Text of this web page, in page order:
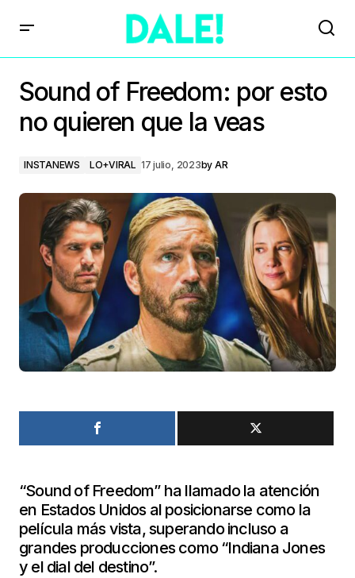
Sound of Freedom: por esto
no quieren que la veas
INSTANEWS LO+VIRAL 17 julio, 2023by AR
“Sound of Freedom” ha llamado la atención
en Estados Unidos al posicionarse como la
película más vista, superando incluso a
grandes producciones como “Indiana Jones
y el dial del destino”.